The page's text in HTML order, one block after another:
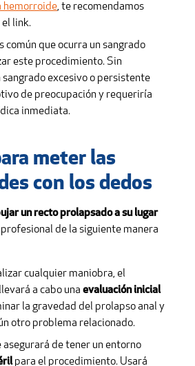
hemorroide, te recomendamos
el link.
común que ocurra un sangrado
este procedimiento. Sin
sangrado excesivo o persistente
de preocupación y requeriría
inmediata.
meter las
con los dedos
un recto prolapsado a su lugar
de la siguiente manera
cualquier maniobra, el
a cabo una evaluación inicial
la gravedad del prolapso anal y
otro problema relacionado.
asegurará de tener un entorno
para el procedimiento. Usará